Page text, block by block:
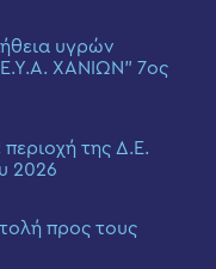
υγρών
ΧΑΝΙΩΝ” 7ος
της Δ.Ε.
2026
προς τους